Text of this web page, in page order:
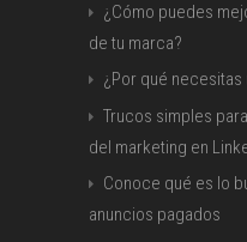
¿Cómo puedes
de tu marca?
¿Por qué
Trucos simples
del marketing en
Conoce qué es lo
anuncios pagados